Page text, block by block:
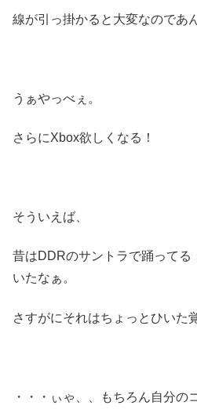
線が引っ掛かると大変なのであ
うぁやっべぇ。
さらにXbox欲しくなる！
そういえば、
昔はDDRのサントラで踊ってる
いたなぁ。
さすがにそれはちょっとひいた
・・・ぃゃ、、もちろん自分の